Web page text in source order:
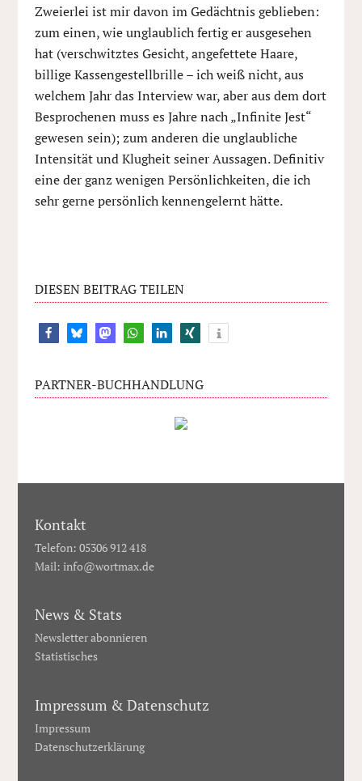
Zweierlei ist mir davon im Gedächtnis geblieben:
zum einen, wie unglaublich fertig er ausgesehen
hat (verschwitztes Gesicht, angefettete Haare,
billige Kassengestellbrille – ich weiß nicht, aus
welchem Jahr das Interview war, aber aus dem dort
Besprochenen muss es Jahre nach „Infinite Jest“
gewesen sein); zum anderen die unglaubliche
Intensität und Klugheit seiner Aussagen. Definitiv
eine der ganz wenigen Persönlichkeiten, die ich
sehr gerne persönlich kennengelernt hätte.
DIESEN BEITRAG TEILEN
PARTNER-BUCHHANDLUNG
Kontakt
Telefon: 05306 912 418
Mail: info@wortmax.de
News & Stats
Newsletter abonnieren
Statistisches
Impressum & Datenschutz
Impressum
Datenschutzerklärung